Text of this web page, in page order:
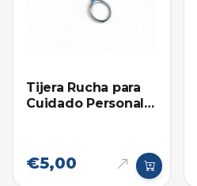
Tijera Rucha para
Cuidado Personal
€5,00